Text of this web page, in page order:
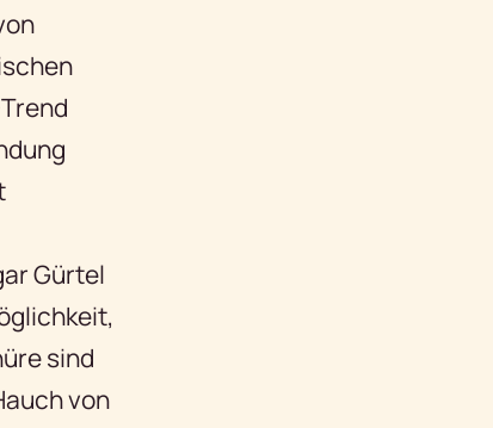
Gürtel
sind
von